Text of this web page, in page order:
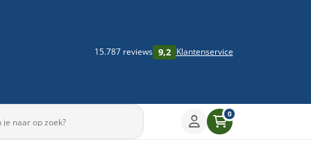
15.787 reviews 9,2 Klantenservice
0